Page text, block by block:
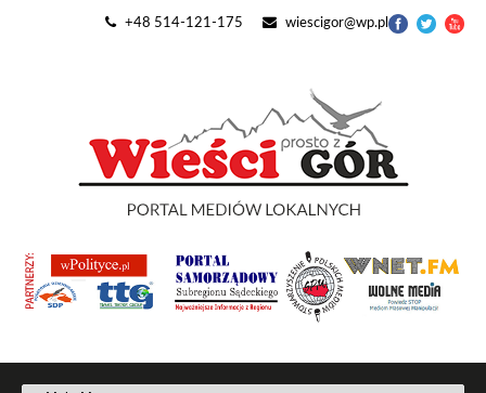
+48 514-121-175 wiescigor@wp.pl